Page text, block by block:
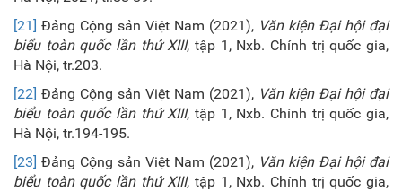
[21] Đảng Cộng sản Việt Nam (2021), Văn kiện Đại hội đại
biểu toàn quốc lần thứ XIII, tập 1, Nxb. Chính trị quốc gia,
Hà Nội, tr.203.
[22] Đảng Cộng sản Việt Nam (2021), Văn kiện Đại hội đại
biểu toàn quốc lần thứ XIII, tập 1, Nxb. Chính trị quốc gia,
Hà Nội, tr.194-195.
[23] Đảng Cộng sản Việt Nam (2021), Văn kiện Đại hội đại
biểu toàn quốc lần thứ XIII, tập 1, Nxb. Chính trị quốc gia,